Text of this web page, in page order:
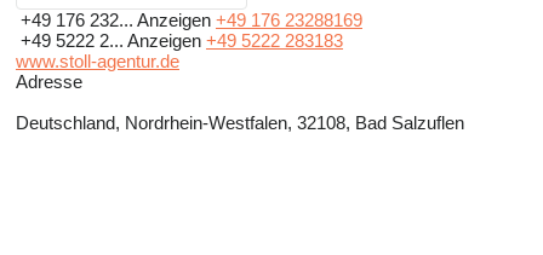
+49 176 232... Anzeigen +49 176 23288169
+49 5222 2... Anzeigen +49 5222 283183
www.stoll-agentur.de
Adresse
Deutschland, Nordrhein-Westfalen, 32108, Bad Salzuflen